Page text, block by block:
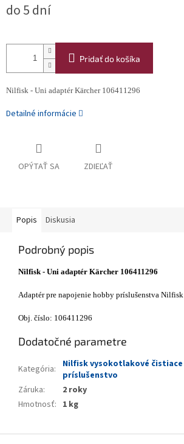
cena:
do 5 dní
Pridať do košíka
Nilfisk - Uni adaptér Kärcher 106411296
Detailné informácie
OPÝTAŤ SA ZDIEĽAŤ
Popis Diskusia
Podrobný popis
Nilfisk - Uni adaptér Kärcher 106411296
Adaptér pre napojenie hobby príslušenstva Nilfisk
Obj. číslo: 106411296
Dodatočné parametre
Kategória:
Nilfisk vysokotlakové
príslušenstvo
Záruka:
2 roky
Hmotnosť: 1 kg